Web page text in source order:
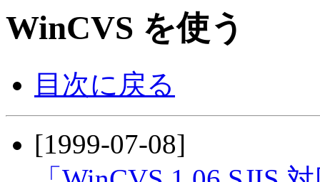
WinCVS を使う
目次に戻る
[1999-07-08]